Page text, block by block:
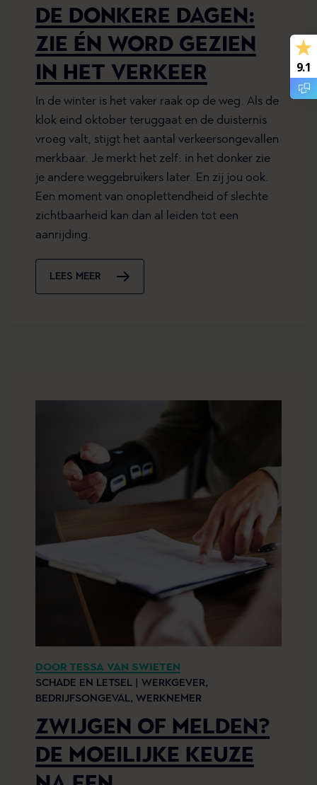
DE DONKERE DAGEN:
ZIE ÉN WORD GEZIEN
IN HET VERKEER
In de winter is het vaker raak op de weg. Als de
klok eind oktober teruggaat en de duisternis
vroeg valt, stijgt het aantal verkeersongevallen
merkbaar. Je merkt het zelf: in het donker zie
je andere weggebruikers later. En zij jou ook.
Een moment van onoplettendheid of slechte
zichtbaarheid kan dan al leiden tot een
aanrijding.
LEES MEER
DOOR TESSA VAN SWIETEN
SCHADE EN LETSEL |
WERKGEVER,
BEDRIJFSONGEVAL, WERKNEMER
ZWIJGEN OF MELDEN?
DE MOEILIJKE KEUZE
9.1